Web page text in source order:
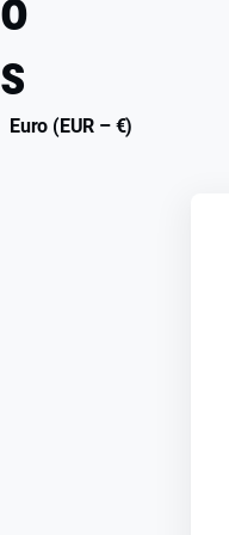
s
Euro (EUR – €)